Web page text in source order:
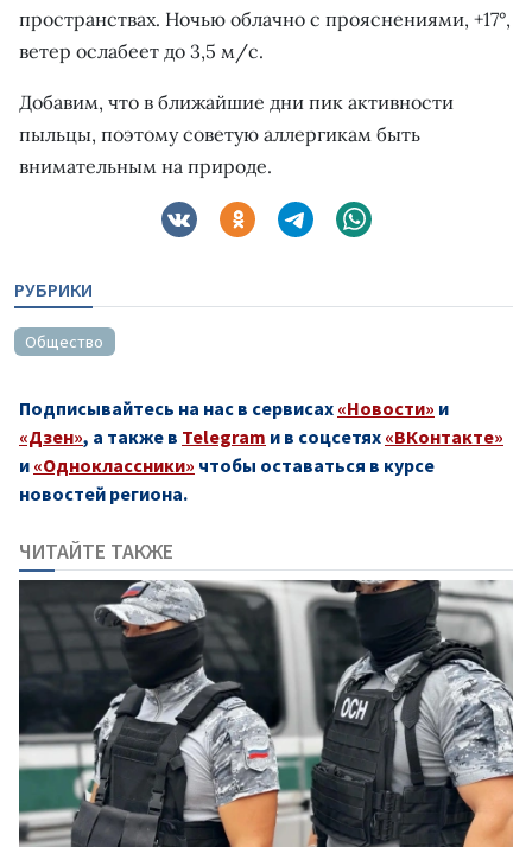
пространствах. Ночью облачно с прояснениями, +17°,
ветер ослабеет до 3,5 м/с.
Добавим, что в ближайшие дни пик активности
пыльцы, поэтому советую аллергикам быть
внимательным на природе.
РУБРИКИ
Общество
Подписывайтесь на нас в сервисах «Новости» и
«Дзен», а также в Telegram и в соцсетях «ВКонтакте»
и «Одноклассники» чтобы оставаться в курсе
новостей региона.
ЧИТАЙТЕ ТАКЖЕ